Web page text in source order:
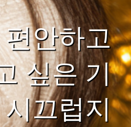
안하고
싶은 기
끄럽지